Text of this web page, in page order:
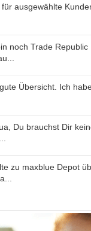
für ausgewählte
noch Trade Republic
Übersicht. Ich
Du brauchst Dir
zu maxblue Depot